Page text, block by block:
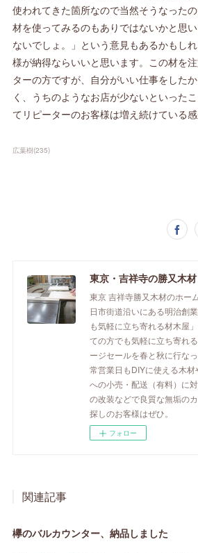
使われてきた箇所なので当然そうなった
材を使ってみるのもありではないかと思
ないでしょ。」という意見もあるかもし
様が納得ならいいと思います。この材を
ターの方ですが、自分がいい仕事をした
く、うちのようなお店が少ないといった
てリピーターのお客様は増え続けている感
広葉樹(235)
東京 吉祥寺勝又木材のホー
日市街道沿いにある明治創
も気軽に立ち寄れる材木屋
ての方でも気軽に立ち寄れ
ージセールを春と秋に行な
常営業日もDIYに使える木
への小売・配送（有料）に
の改装などで良質な無垢の
探しのお客様はぜひ。
フォロー
関連記事
欅のバルカウンター、納品しました